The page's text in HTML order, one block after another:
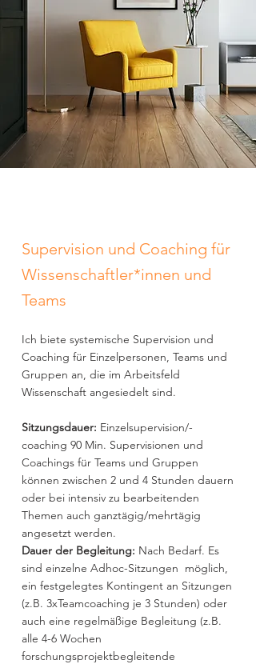
Supervision und Coaching für
Wissenschaftler*innen und
Teams
Ich biete systemische Supervision und
Coaching für Einzelpersonen, Teams und
Gruppen an, die im Arbeitsfeld
Wissenschaft angesiedelt sind.
Sitzungsdauer: Einzelsupervision/-
coaching 90 Min. Supervisionen und
Coachings für Teams und Gruppen
können zwischen 2 und 4 Stunden dauern
oder bei intensiv zu bearbeitenden
Themen auch ganztägig/mehrtägig
angesetzt werden.
Dauer der Begleitung: Nach Bedarf. Es
sind einzelne Adhoc-Sitzungen möglich,
ein festgelegtes Kontingent an Sitzungen
(z.B. 3xTeamcoaching je 3 Stunden) oder
auch eine regelmäßige Begleitung (z.B.
alle 4-6 Wochen
forschungsprojektbegleitende